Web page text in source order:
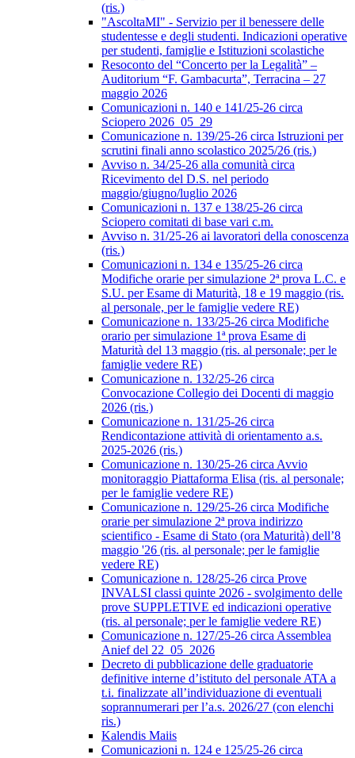
(ris.)
"AscoltaMI" - Servizio per il benessere delle
studentesse e degli studenti. Indicazioni operative
per studenti, famiglie e Istituzioni scolastiche
Resoconto del “Concerto per la Legalità” –
Auditorium “F. Gambacurta”, Terracina – 27
maggio 2026
Comunicazioni n. 140 e 141/25-26 circa
Sciopero 2026_05_29
Comunicazione n. 139/25-26 circa Istruzioni per
scrutini finali anno scolastico 2025/26 (ris.)
Avviso n. 34/25-26 alla comunità circa
Ricevimento del D.S. nel periodo
maggio/giugno/luglio 2026
Comunicazioni n. 137 e 138/25-26 circa
Sciopero comitati di base vari c.m.
Avviso n. 31/25-26 ai lavoratori della conoscenza
(ris.)
Comunicazioni n. 134 e 135/25-26 circa
Modifiche orarie per simulazione 2ª prova L.C. e
S.U. per Esame di Maturità, 18 e 19 maggio (ris.
al personale, per le famiglie vedere RE)
Comunicazione n. 133/25-26 circa Modifiche
orario per simulazione 1ª prova Esame di
Maturità del 13 maggio (ris. al personale; per le
famiglie vedere RE)
Comunicazione n. 132/25-26 circa
Convocazione Collegio dei Docenti di maggio
2026 (ris.)
Comunicazione n. 131/25-26 circa
Rendicontazione attività di orientamento a.s.
2025-2026 (ris.)
Comunicazione n. 130/25-26 circa Avvio
monitoraggio Piattaforma Elisa (ris. al personale;
per le famiglie vedere RE)
Comunicazione n. 129/25-26 circa Modifiche
orarie per simulazione 2ª prova indirizzo
scientifico - Esame di Stato (ora Maturità) dell’8
maggio '26 (ris. al personale; per le famiglie
vedere RE)
Comunicazione n. 128/25-26 circa Prove
INVALSI classi quinte 2026 - svolgimento delle
prove SUPPLETIVE ed indicazioni operative
(ris. al personale; per le famiglie vedere RE)
Comunicazione n. 127/25-26 circa Assemblea
Anief del 22_05_2026
Decreto di pubblicazione delle graduatorie
definitive interne d’istituto del personale ATA a
t.i. finalizzate all’individuazione di eventuali
soprannumerari per l’a.s. 2026/27 (con elenchi
ris.)
Kalendis Maiis
Comunicazioni n. 124 e 125/25-26 circa